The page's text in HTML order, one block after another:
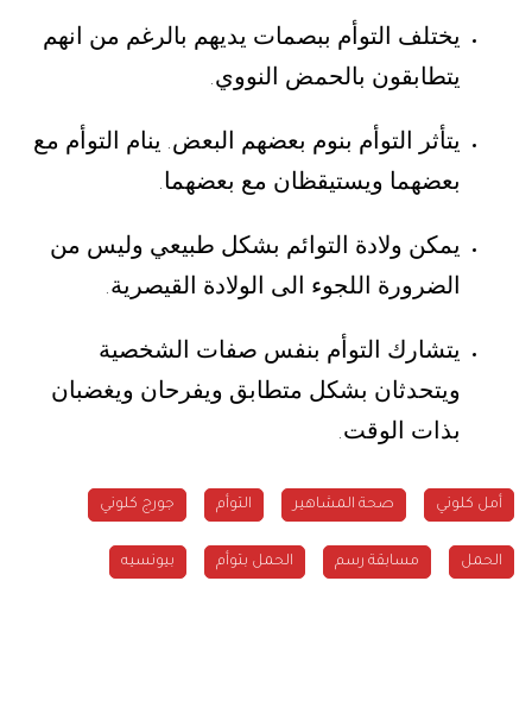
يختلف التوأم ببصمات يديهم بالرغم من انهم
يتطابقون بالحمض النووي.
يتأثر التوأم بنوم بعضهم البعض. ينام التوأم مع
بعضهما ويستيقظان مع بعضهما.
يمكن ولادة التوائم بشكل طبيعي وليس من
الضرورة اللجوء الى الولادة القيصرية.
يتشارك التوأم بنفس صفات الشخصية
ويتحدثان بشكل متطابق ويفرحان ويغضبان
بذات الوقت.
أمل كلوني صحة المشاهير التوأم جورج كلوني
الحمل مسابقة رسم الحمل بتوأم بيونسيه